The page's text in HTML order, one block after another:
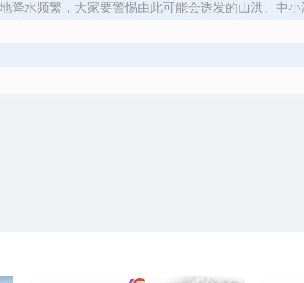
降水频繁，大家要警惕由此可能会诱发的山洪、中小